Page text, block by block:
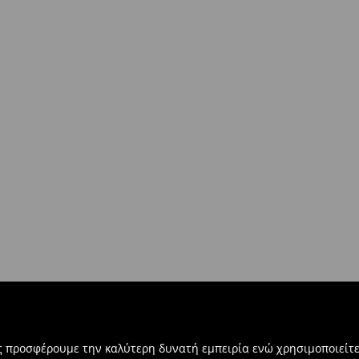
προσφέρουμε την καλύτερη δυνατή εμπειρία ενώ